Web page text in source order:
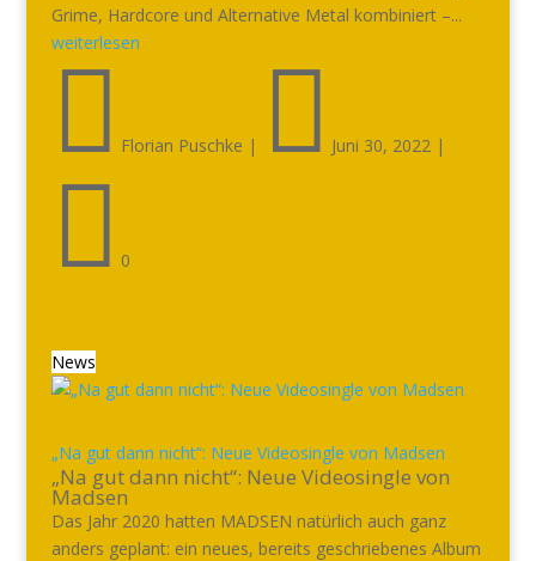
Grime, Hardcore und Alternative Metal kombiniert –...
weiterlesen
 Florian Puschke |  Juni 30, 2022|
 0
News
„Na gut dann nicht“: Neue Videosingle von Madsen
„Na gut dann nicht“: Neue Videosingle von
Madsen
Das Jahr 2020 hatten MADSEN natürlich auch ganz
anders geplant: ein neues, bereits geschriebenes Album